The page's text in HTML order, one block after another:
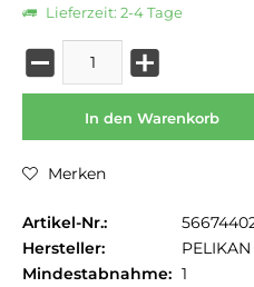
Lieferzeit: 2-4 Tage
In den Warenkorb
Merken
Artikel-Nr.:
Hersteller:
PELIKAN
Mindestabnahme: 1